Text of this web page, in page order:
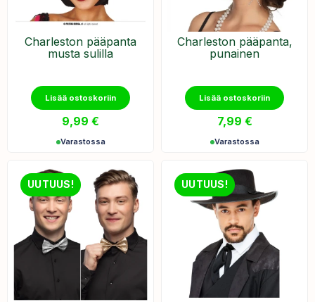
​Charleston pääpanta
musta sulilla
Lisää ostoskoriin
9,99 €
Varastossa
Charleston pääpanta,
punainen
Lisää ostoskoriin
7,99 €
Varastossa
UUTUUS! UUTUUS!